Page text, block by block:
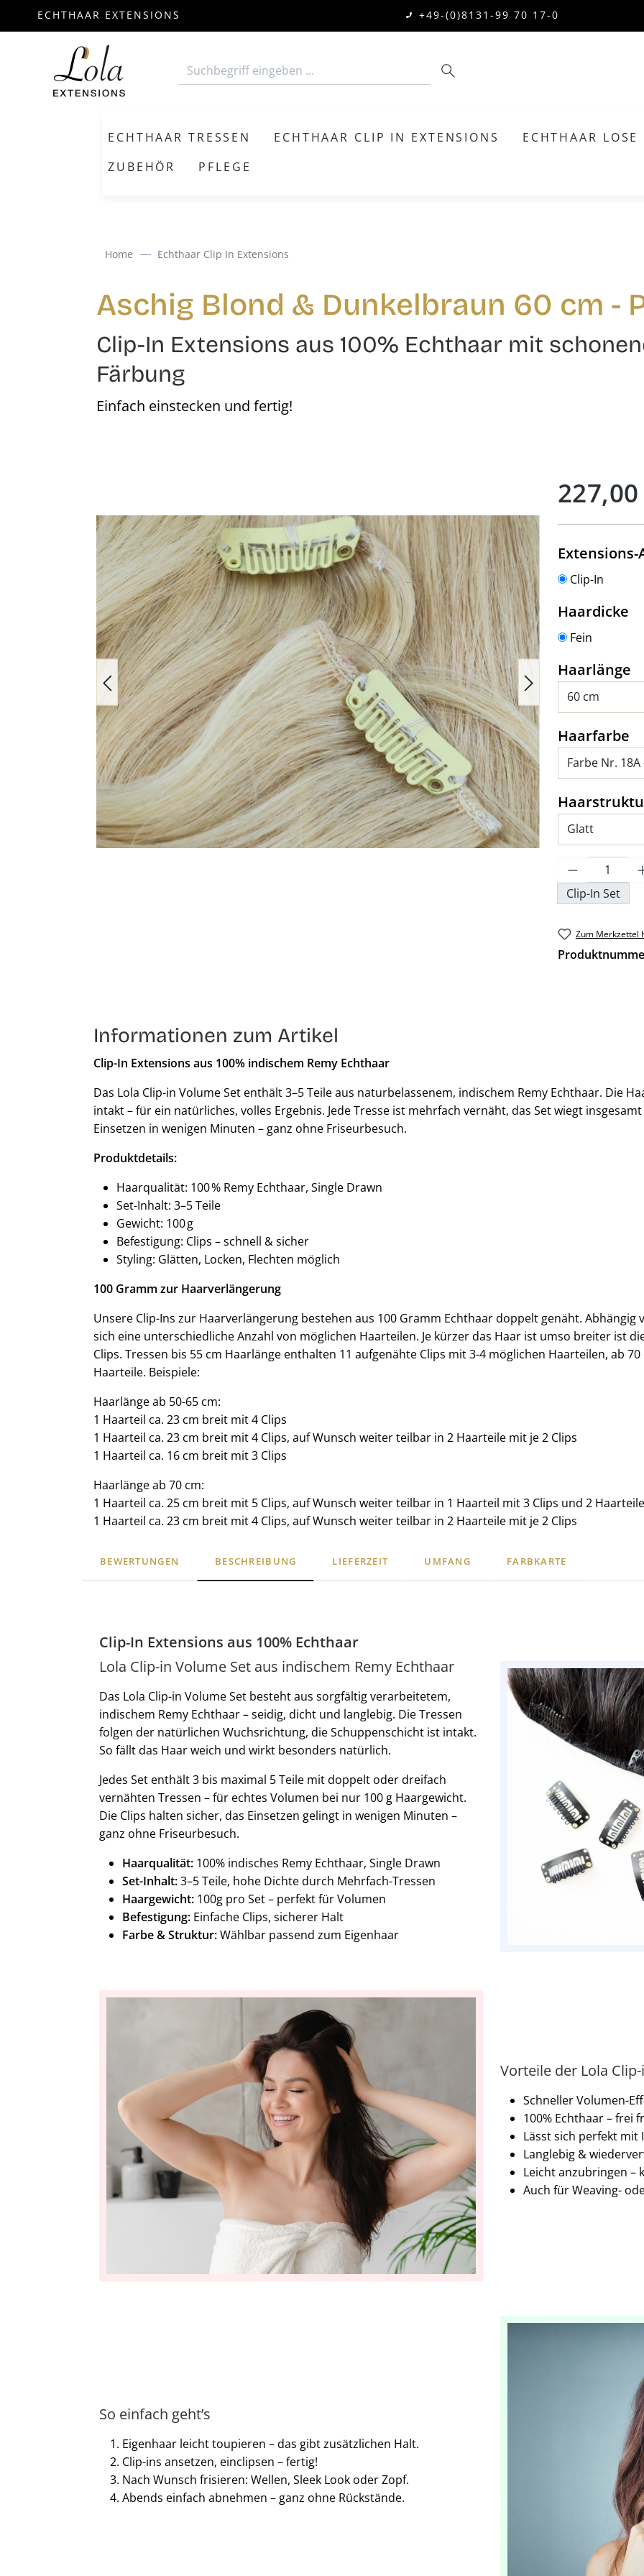
ECHTHAAR EXTENSIONS +49-(0)8131-99 70 17-0
ECHTHAAR TRESSEN ECHTHAAR CLIP IN EXTENSIONS ECHTHAAR LOSE
ZUBEHÖR
PFLEGE
Home Echthaar Clip In Extensions
Aschig Blond & Dunkelbraun 60 cm -
Clip-In Extensions aus 100% Echthaar mit
Färbung
Einfach einstecken und fertig!
Extensions-
Clip-In
Haardicke
Fein
Haarlänge
Haarfarbe
Produkt
Clip-In Set
Zum Merkzettel
Informationen zum Artikel
Clip-In Extensions aus 100% indischem Remy Echthaar
Das Lola Clip-in Volume Set enthält 3–5 Teile aus naturbelassenem, indischem Remy Echthaar. Die
intakt – für ein natürliches, volles Ergebnis. Jede Tresse ist mehrfach vernäht, das Set wiegt
Einsetzen in wenigen Minuten – ganz ohne Friseurbesuch.
Produktdetails:
Haarqualität: 100 % Remy Echthaar, Single Drawn
Set-Inhalt: 3–5 Teile
Gewicht: 100 g
Befestigung: Clips – schnell & sicher
Styling: Glätten, Locken, Flechten möglich
100 Gramm zur Haarverlängerung
Unsere Clip-Ins zur Haarverlängerung bestehen aus 100 Gramm Echthaar doppelt genäht.
sich eine unterschiedliche Anzahl von möglichen Haarteilen. Je kürzer das Haar ist umso breiter ist
Clips. Tressen bis 55 cm Haarlänge enthalten 11 aufgenähte Clips mit 3-4 möglichen Haarteilen, ab
Haarteile. Beispiele:
Haarlänge ab 50-65 cm:
1 Haarteil ca. 23 cm breit mit 4 Clips
1 Haarteil ca. 23 cm breit mit 4 Clips, auf Wunsch weiter teilbar in 2 Haarteile mit je 2 Clips
1 Haarteil ca. 16 cm breit mit 3 Clips
Haarlänge ab 70 cm:
1 Haarteil ca. 25 cm breit mit 5 Clips, auf Wunsch weiter teilbar in 1 Haarteil mit 3 Clips und 2
1 Haarteil ca. 23 cm breit mit 4 Clips, auf Wunsch weiter teilbar in 2 Haarteile mit je 2 Clips
BEWERTUNGEN BESCHREIBUNG LIEFERZEIT UMFANG FARBKARTE
Clip-In Extensions aus 100% Echthaar
Lola Clip-in Volume Set aus indischem Remy Echthaar
Das Lola Clip-in Volume Set besteht aus sorgfältig verarbeitetem,
indischem Remy Echthaar – seidig, dicht und langlebig. Die Tressen
folgen der natürlichen Wuchsrichtung, die Schuppenschicht ist intakt.
So fällt das Haar weich und wirkt besonders natürlich.
Jedes Set enthält 3 bis maximal 5 Teile mit doppelt oder dreifach
vernähten Tressen – für echtes Volumen bei nur 100 g Haargewicht.
Die Clips halten sicher, das Einsetzen gelingt in wenigen Minuten –
ganz ohne Friseurbesuch.
Haarqualität: 100% indisches Remy Echthaar, Single Drawn
Set-Inhalt:3–5 Teile, hohe Dichte durch Mehrfach-Tressen
Haargewicht: 100g pro Set – perfekt für Volumen
Befestigung: Einfache Clips, sicherer Halt
Farbe & Struktur:Wählbar passend zum Eigenhaar
Vorteile der Lola
Schneller Volumen-
100% Echthaar – frei
Lässt sich perfekt
Langlebig &
Leicht anzubringen –
Auch für Weaving-
So einfach geht’s
Eigenhaar leicht toupieren – das gibt zusätzlichen Halt.
Clip-ins ansetzen, einclipsen – fertig!
Nach Wunsch frisieren: Wellen, Sleek Look oder Zopf.
Abends einfach abnehmen – ganz ohne Rückstände.